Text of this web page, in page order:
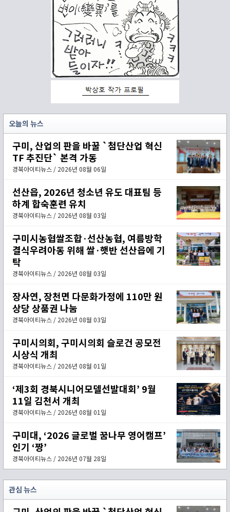
오늘의 뉴스
구미, 산업의 판을 바꿀 `첨단산업 혁신
TF 추진단` 본격 가동
경북아이티뉴스 / 2026년 08월 06일
선산읍, 2026년 청소년 유도 대표팀 등
하계 합숙훈련 유치
경북아이티뉴스 / 2026년 08월 03일
구미시농협쌀조합·선산농협, 여름방학
결식우려아동 위해 쌀·햇반 선산읍에 기
탁
경북아이티뉴스 / 2026년 08월 03일
장사연, 장천면 다문화가정에 110만 원
상당 상품권 나눔
경북아이티뉴스 / 2026년 08월 03일
구미시의회, 구미시의회 슬로건 공모전
시상식 개최
경북아이티뉴스 / 2026년 08월 01일
‘제3회 경북시니어모델선발대회’ 9월
11일 김천서 개최
경북아이티뉴스 / 2026년 08월 01일
구미대, ‘2026 글로벌 꿈나무 영어캠프’
인기 ‘짱’
경북아이티뉴스 / 2026년 07월 28일
관심 뉴스